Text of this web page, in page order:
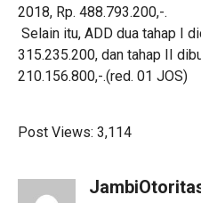
2018, Rp. 488.793.200,-.
Selain itu, ADD dua tahap I
315.235.200, dan tahap II
210.156.800,-.(red. 01 JOS)
Post Views: 3,114